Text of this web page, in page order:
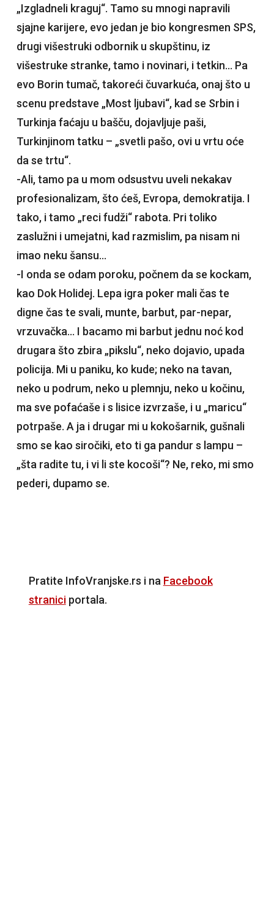
„Izgladneli kraguj“. Tamo su mnogi napravili
sjajne karijere, evo jedan je bio kongresmen SPS,
drugi višestruki odbornik u skupštinu, iz
višestruke stranke, tamo i novinari, i tetkin… Pa
evo Borin tumač, takoreći čuvarkuća, onaj što u
scenu predstave „Most ljubavi“, kad se Srbin i
Turkinja faćaju u bašču, dojavljuje paši,
Turkinjinom tatku – „svetli pašo, ovi u vrtu oće
da se trtu“.
-Ali, tamo pa u mom odsustvu uveli nekakav
profesionalizam, što ćeš, Evropa, demokratija. I
tako, i tamo „reci fudži“ rabota. Pri toliko
zaslužni i umejatni, kad razmislim, pa nisam ni
imao neku šansu…
-I onda se odam poroku, počnem da se kockam,
kao Dok Holidej. Lepa igra poker mali čas te
digne čas te svali, munte, barbut, par-nepar,
vrzuvačka… I bacamo mi barbut jednu noć kod
drugara što zbira „pikslu“, neko dojavio, upada
policija. Mi u paniku, ko kude; neko na tavan,
neko u podrum, neko u plemnju, neko u kočinu,
ma sve pofaćaše i s lisice izvrzaše, i u „maricu“
potrpaše. A ja i drugar mi u kokošarnik, gušnali
smo se kao siročiki, eto ti ga pandur s lampu –
„šta radite tu, i vi li ste kocoši“? Ne, reko, mi smo
pederi, dupamo se.
Pratite InfoVranjske.rs i na Facebook
straniciportala.